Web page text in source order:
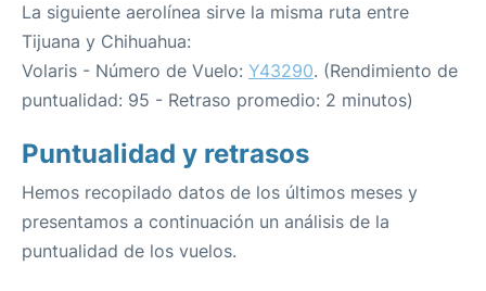
La siguiente aerolínea sirve la misma ruta entre
Tijuana y Chihuahua:
Volaris - Número de Vuelo: Y43290. (Rendimiento de
puntualidad: 95 - Retraso promedio: 2 minutos)
Puntualidad y retrasos
Hemos recopilado datos de los últimos meses y
presentamos a continuación un análisis de la
puntualidad de los vuelos.